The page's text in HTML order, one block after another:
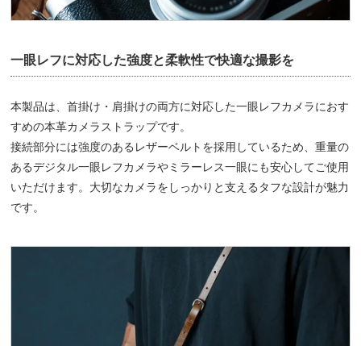
一眼レフに対応した強度と柔軟性で快適な撮影を
本製品は、首掛け・肩掛けの両方に対応した一眼レフカメラにおす
すめの本革カメラストラップです。
接続部分には強度のあるレザーベルトを採用しているため、重量の
あるデジタル一眼レフカメラやミラーレス一眼にも安心してご使用
いただけます。大切なカメラをしっかりと支えるタフな設計が魅力
です。